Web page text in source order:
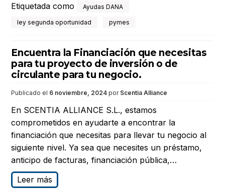
Etiquetada como Ayudas DANA
ley segunda oportunidad pymes
Encuentra la Financiación que necesitas
para tu proyecto de inversión o de
circulante para tu negocio.
Publicado el 6 noviembre, 2024 por Scentia Alliance
En SCENTIA ALLIANCE S.L., estamos
comprometidos en ayudarte a encontrar la
financiación que necesitas para llevar tu negocio al
siguiente nivel. Ya sea que necesites un préstamo,
anticipo de facturas, financiación pública,…
Leer más